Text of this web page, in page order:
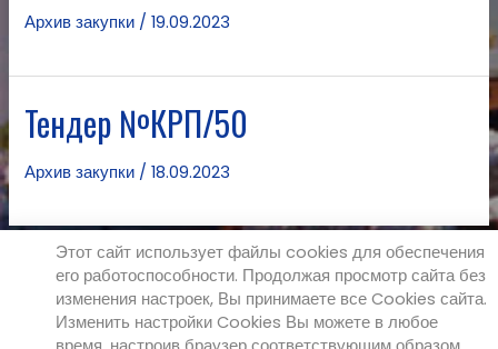
Архив закупки /19.09.2023
Тендер №КРП/50
Архив закупки /18.09.2023
Предыдущая страница 1 … 30
31
32
Следующая страница
Этот сайт использует файлы cookies для обеспечения
его работоспособности. Продолжая просмотр сайта без
изменения настроек, Вы принимаете все Cookies сайта.
Изменить настройки Cookies Вы можете в любое